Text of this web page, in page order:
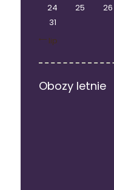
24
25 26
31
« lip
Obozy letnie